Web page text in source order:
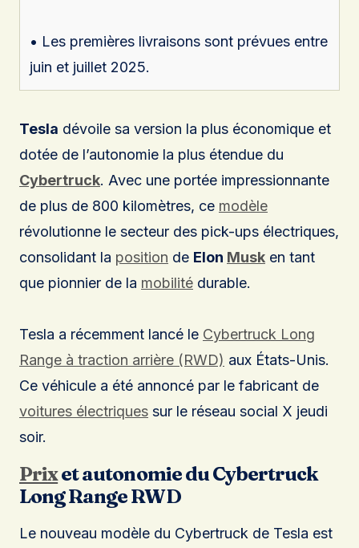
• Les premières livraisons sont prévues entre
juin et juillet 2025.
Tesla dévoile sa version la plus économique et
dotée de l’autonomie la plus étendue du
Cybertruck. Avec une portée impressionnante
de plus de 800 kilomètres, ce modèle
révolutionne le secteur des pick-ups électriques,
consolidant la position de Elon Musk en tant
que pionnier de la mobilité durable.
Tesla a récemment lancé le Cybertruck Long
Range à traction arrière (RWD) aux États-Unis.
Ce véhicule a été annoncé par le fabricant de
voitures électriques sur le réseau social X jeudi
soir.
Prixet autonomie du Cybertruck
Long Range RWD
Le nouveau modèle du Cybertruck de Tesla est